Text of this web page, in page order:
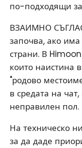
по-подходящи
ВЗАИМНО
започва, ако
страни. В
които наистина
"родово
в средата на
неправилен пол.
На техническо
за да даде